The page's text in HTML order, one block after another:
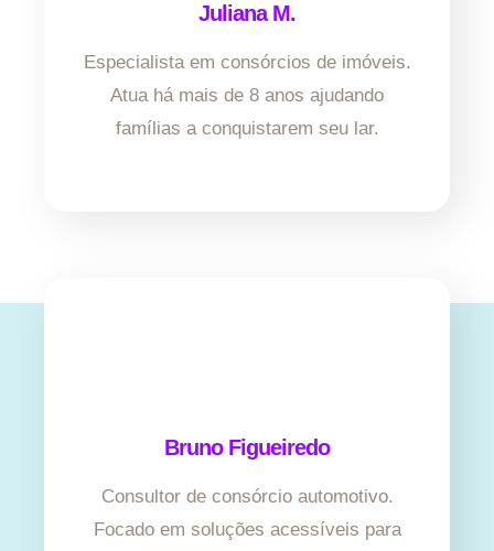
Juliana M.
Especialista em consórcios de imóveis.
Atua há mais de 8 anos ajudando
famílias a conquistarem seu lar.
Bruno Figueiredo
Consultor de consórcio automotivo.
Focado em soluções acessíveis para